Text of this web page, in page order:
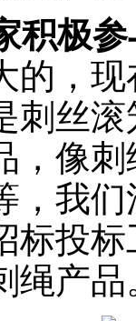
积极
的，
刺丝
，像
，我
标投
绳产品